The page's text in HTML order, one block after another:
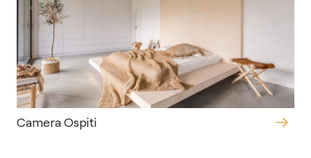
Camera Ospiti